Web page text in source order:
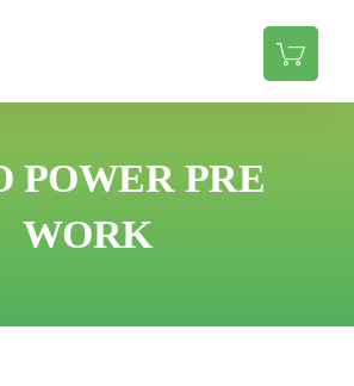
POWER PRE
WORK